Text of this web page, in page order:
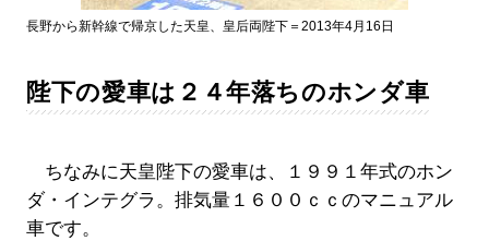
長野から新幹線で帰京した天皇、皇后両陛下＝2013年4月16日
陛下の愛車は２４年落ちのホンダ車
ちなみに天皇陛下の愛車は、１９９１年式のホン
ダ・インテグラ。排気量１６００ｃｃのマニュアル
車です。